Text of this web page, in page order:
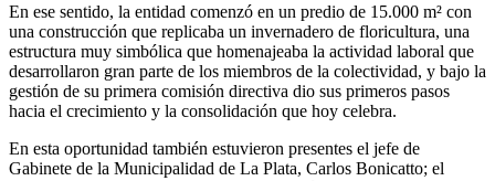
En ese sentido, la entidad comenzó en un predio de 15.000 m² con
una construcción que replicaba un invernadero de floricultura, una
estructura muy simbólica que homenajeaba la actividad laboral que
desarrollaron gran parte de los miembros de la colectividad, y bajo la
gestión de su primera comisión directiva dio sus primeros pasos
hacia el crecimiento y la consolidación que hoy celebra.
En esta oportunidad también estuvieron presentes el jefe de
Gabinete de la Municipalidad de La Plata, Carlos Bonicatto; el